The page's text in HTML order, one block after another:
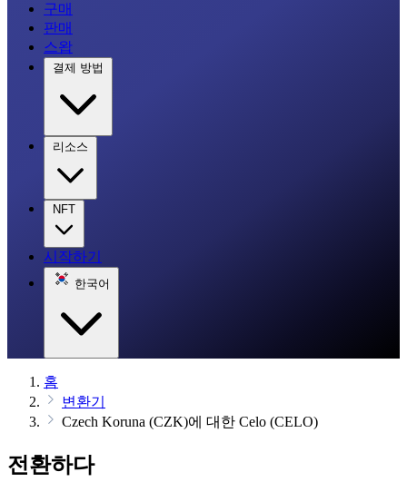
구매
판매
스왑
결제 방법
리소스
NFT
시작하기
한국어
홈
변환기
Czech Koruna (CZK)에 대한 Celo (CELO)
전환하다